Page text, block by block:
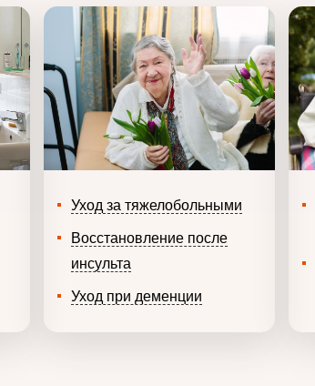
Уход за тяжелобольными
Восстановление после
инсульта
Уход при деменции